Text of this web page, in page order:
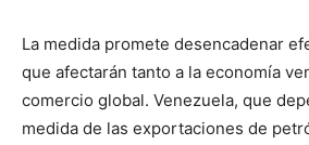
La medida promete desencadenar
que afectarán tanto a la economía
comercio global. Venezuela, que
medida de las exportaciones de